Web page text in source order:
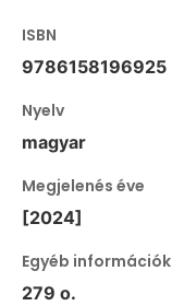
ISBN
9786158196925
Nyelv
magyar
Megjelenés éve
[2024]
Egyéb információk
279 o.